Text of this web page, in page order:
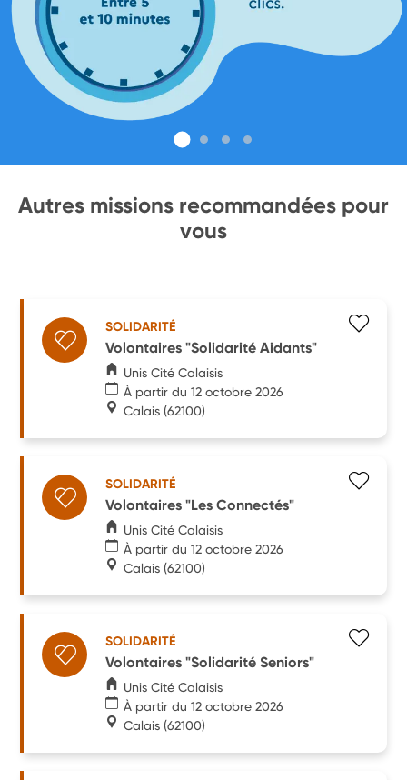
Autres missions recommandées pour
vous
SOLIDARITÉ
Volontaires "Solidarité Aidants"
Unis Cité Calaisis
À partir du 12 octobre 2026
Calais (62100)
SOLIDARITÉ
Volontaires "Les Connectés"
Unis Cité Calaisis
À partir du 12 octobre 2026
Calais (62100)
SOLIDARITÉ
Volontaires "Solidarité Seniors"
Unis Cité Calaisis
À partir du 12 octobre 2026
Calais (62100)